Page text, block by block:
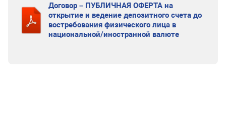
Договор – ПУБЛИЧНАЯ ОФЕРТА на
открытие и ведение депозитного счета до
востребования физического лица в
национальной/иностранной валюте